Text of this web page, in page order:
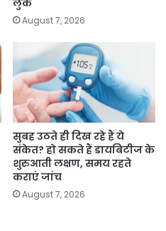
August 7, 2026
सुबह उठते ही दिख रहे हैं ये
संकेत? हो सकते हैं डायबिटीज के
शुरुआती लक्षण, समय रहते
कराएं जांच
August 7, 2026